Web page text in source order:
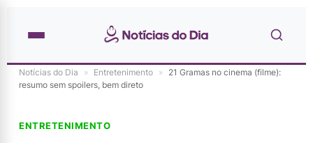
Notícias do Dia » Entretenimento » 21 Gramas no cinema (filme):
resumo sem spoilers, bem direto
ENTRETENIMENTO